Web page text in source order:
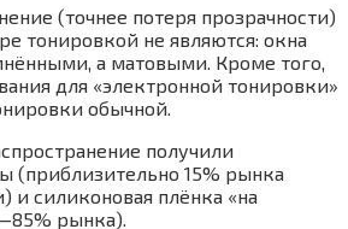
(точнее потеря прозрачности)
тонировкой не являются: окна
а матовыми. Кроме того,
для «электронной тонировки»
обычной.
получили
(приблизительно 15% рынка
и силиконовая плёнка «на
рынка).